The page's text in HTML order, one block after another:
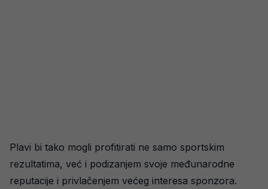
Plavi bi tako mogli profitirati ne samo sportskim
rezultatima, već i podizanjem svoje međunarodne
reputacije i privlačenjem većeg interesa sponzora.